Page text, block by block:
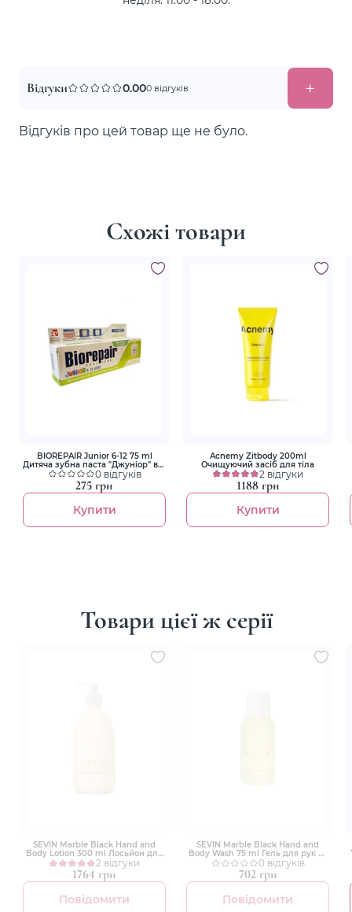
Відгуки 0.000 відгуків
Відгуків про цей товар ще не було.
Схожі товари
BIOREPAIR Junior 6-12 75 ml
Дитяча зубна паста "Джуніор" від
6 до 12 років
0 відгуків
275 грн
Купити
Acnemy Zitbody 200ml
Очищуючий засіб для тіла
2 відгуки
1188 грн
Купити
Товари цієї ж серії
SEVIN Marble Black Hand and
Body Lotion 300 ml Лосьйон для
рук та тіла2 відгуки
1764 грн
Повідомити
SEVIN Marble Black Hand and
Body Wash 75 ml Гель для рук та
тіла0 відгуків
702 грн
Повідомити